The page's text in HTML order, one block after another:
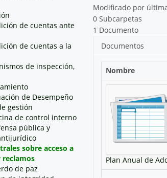
de cuentas ante
de cuentas a la
de inspección,
de Desempeño
gestión
de control interno
pública y
sobre acceso a
reclamos
de paz
Modificado por
0 Subcarpetas
1 Documento
Documentos
Nombre
Plan Anual de